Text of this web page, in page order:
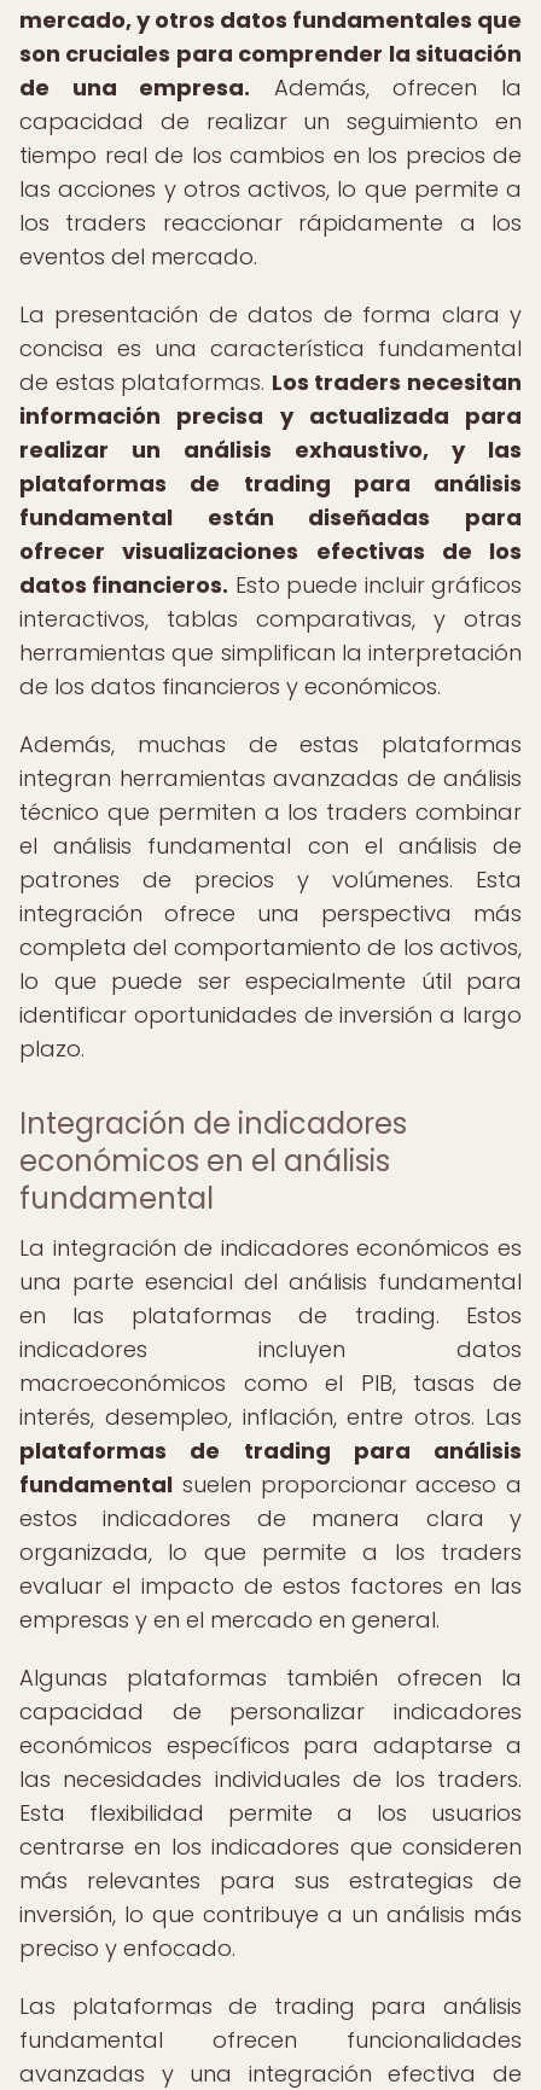
mercado, y otros datos fundamentales que
son cruciales para comprender la situación
de una empresa. Además, ofrecen la
capacidad de realizar un seguimiento en
tiempo real de los cambios en los precios de
las acciones y otros activos, lo que permite a
los traders reaccionar rápidamente a los
eventos del mercado.
La presentación de datos de forma clara y
concisa es una característica fundamental
de estas plataformas. Los traders necesitan
información precisa y actualizada para
realizar un análisis exhaustivo, y las
plataformas de trading para análisis
fundamental están diseñadas para
ofrecer visualizaciones efectivas de los
datos financieros. Esto puede incluir gráficos
interactivos, tablas comparativas, y otras
herramientas que simplifican la interpretación
de los datos financieros y económicos.
Además, muchas de estas plataformas
integran herramientas avanzadas de análisis
técnico que permiten a los traders combinar
el análisis fundamental con el análisis de
patrones de precios y volúmenes. Esta
integración ofrece una perspectiva más
completa del comportamiento de los activos,
lo que puede ser especialmente útil para
identificar oportunidades de inversión a largo
plazo.
Integración de indicadores
económicos en el análisis
fundamental
La integración de indicadores económicos es
una parte esencial del análisis fundamental
en las plataformas de trading. Estos
indicadores incluyen datos
macroeconómicos como el PIB, tasas de
interés, desempleo, inflación, entre otros. Las
plataformas de trading para análisis
fundamental suelen proporcionar acceso a
estos indicadores de manera clara y
organizada, lo que permite a los traders
evaluar el impacto de estos factores en las
empresas y en el mercado en general.
Algunas plataformas también ofrecen la
capacidad de personalizar indicadores
económicos específicos para adaptarse a
las necesidades individuales de los traders.
Esta flexibilidad permite a los usuarios
centrarse en los indicadores que consideren
más relevantes para sus estrategias de
inversión, lo que contribuye a un análisis más
preciso y enfocado.
Las plataformas de trading para análisis
fundamental ofrecen funcionalidades
avanzadas y una integración efectiva de